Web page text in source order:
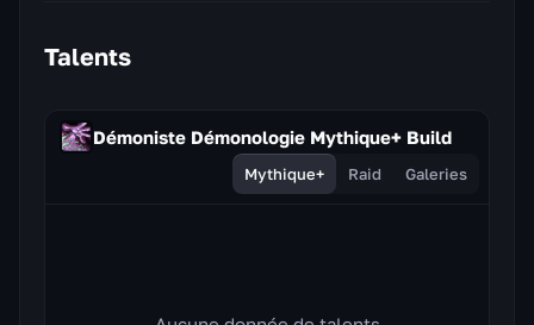
Talents
Démoniste Démonologie Mythique+ Build
Mythique+ Raid Galeries